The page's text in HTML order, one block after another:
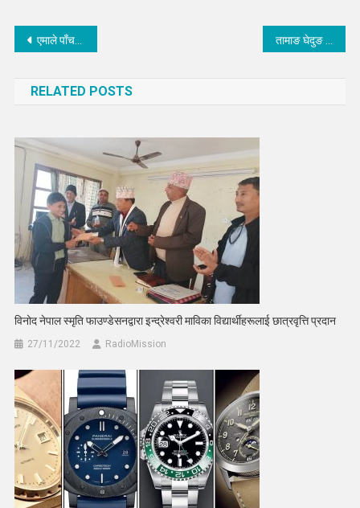
Post
एमाले पाँचपोखरीको अध्यक्षमा सुर्यमान दोङ तामाङ घेदुङ मलेसियाले सोनाम ल्होछार बृहत साँस्कृतिक कार्यक्रम गरेर मनाउने
RELATED POSTS
विनोद नेपाल स्मृति फाउण्डेसनद्वारा इन्द्रेश्वरी माविका विद्यार्थीहरूलाई छात्रवृत्ति प्रदान
27/11/2022 RadioMission